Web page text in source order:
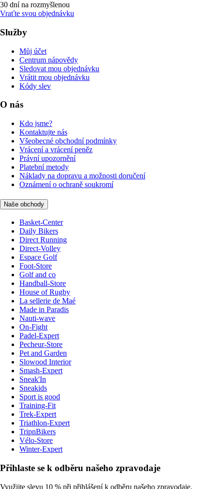
30 dní na rozmyšlenou
Vraťte svou objednávku
Služby
Můj účet
Centrum nápovědy
Sledovat mou objednávku
Vrátit mou objednávku
Kódy slev
O nás
Kdo jsme?
Kontaktujte nás
Všeobecné obchodní podmínky
Vrácení a vrácení peněz
Právní upozornění
Platební metody
Náklady na dopravu a možnosti doručení
Oznámení o ochraně soukromí
Naše obchody
Basket-Center
Daily Bikers
Direct Running
Direct-Volley
Espace Golf
Foot-Store
Golf and co
Handball-Store
House of Rugby
La sellerie de Maé
Made in Paradis
Nauti-wave
On-Fight
Padel-Expert
Pecheur-Store
Pet and Garden
Slowood Interior
Smash-Expert
Sneak'In
Sneakids
Sport is good
Training-Fit
Trek-Expert
Triathlon-Expert
TripnBikers
Vélo-Store
Winter-Expert
Přihlaste se k odběru našeho zpravodaje
Využijte slevu 10 % při přihlášení k odběru našeho zpravodaje.